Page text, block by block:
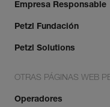
Empresa Responsable
Petzl Fundación
Petzl Solutions
OTRAS PÁGINAS WEB
Operadores